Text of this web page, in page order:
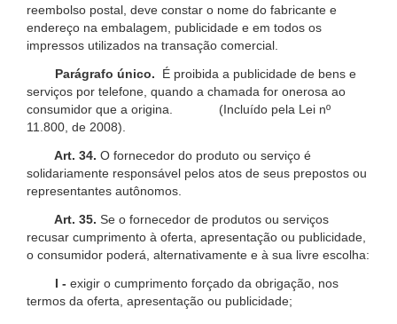
reembolso postal, deve constar o nome do fabricante e
endereço na embalagem, publicidade e em todos os
impressos utilizados na transação comercial.
Parágrafo único.
É proibida a publicidade de bens e
serviços por telefone, quando a chamada for onerosa ao
consumidor que a origina. (Incluído pela Lei nº
11.800, de 2008).
Art. 34. O fornecedor do produto ou serviço é
solidariamente responsável pelos atos de seus prepostos ou
representantes autônomos.
Art. 35. Se o fornecedor de produtos ou serviços
recusar cumprimento à oferta, apresentação ou publicidade,
o consumidor poderá, alternativamente e à sua livre escolha:
I - exigir o cumprimento forçado da obrigação, nos
termos da oferta, apresentação ou publicidade;